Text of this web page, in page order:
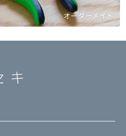
オーダーメイド